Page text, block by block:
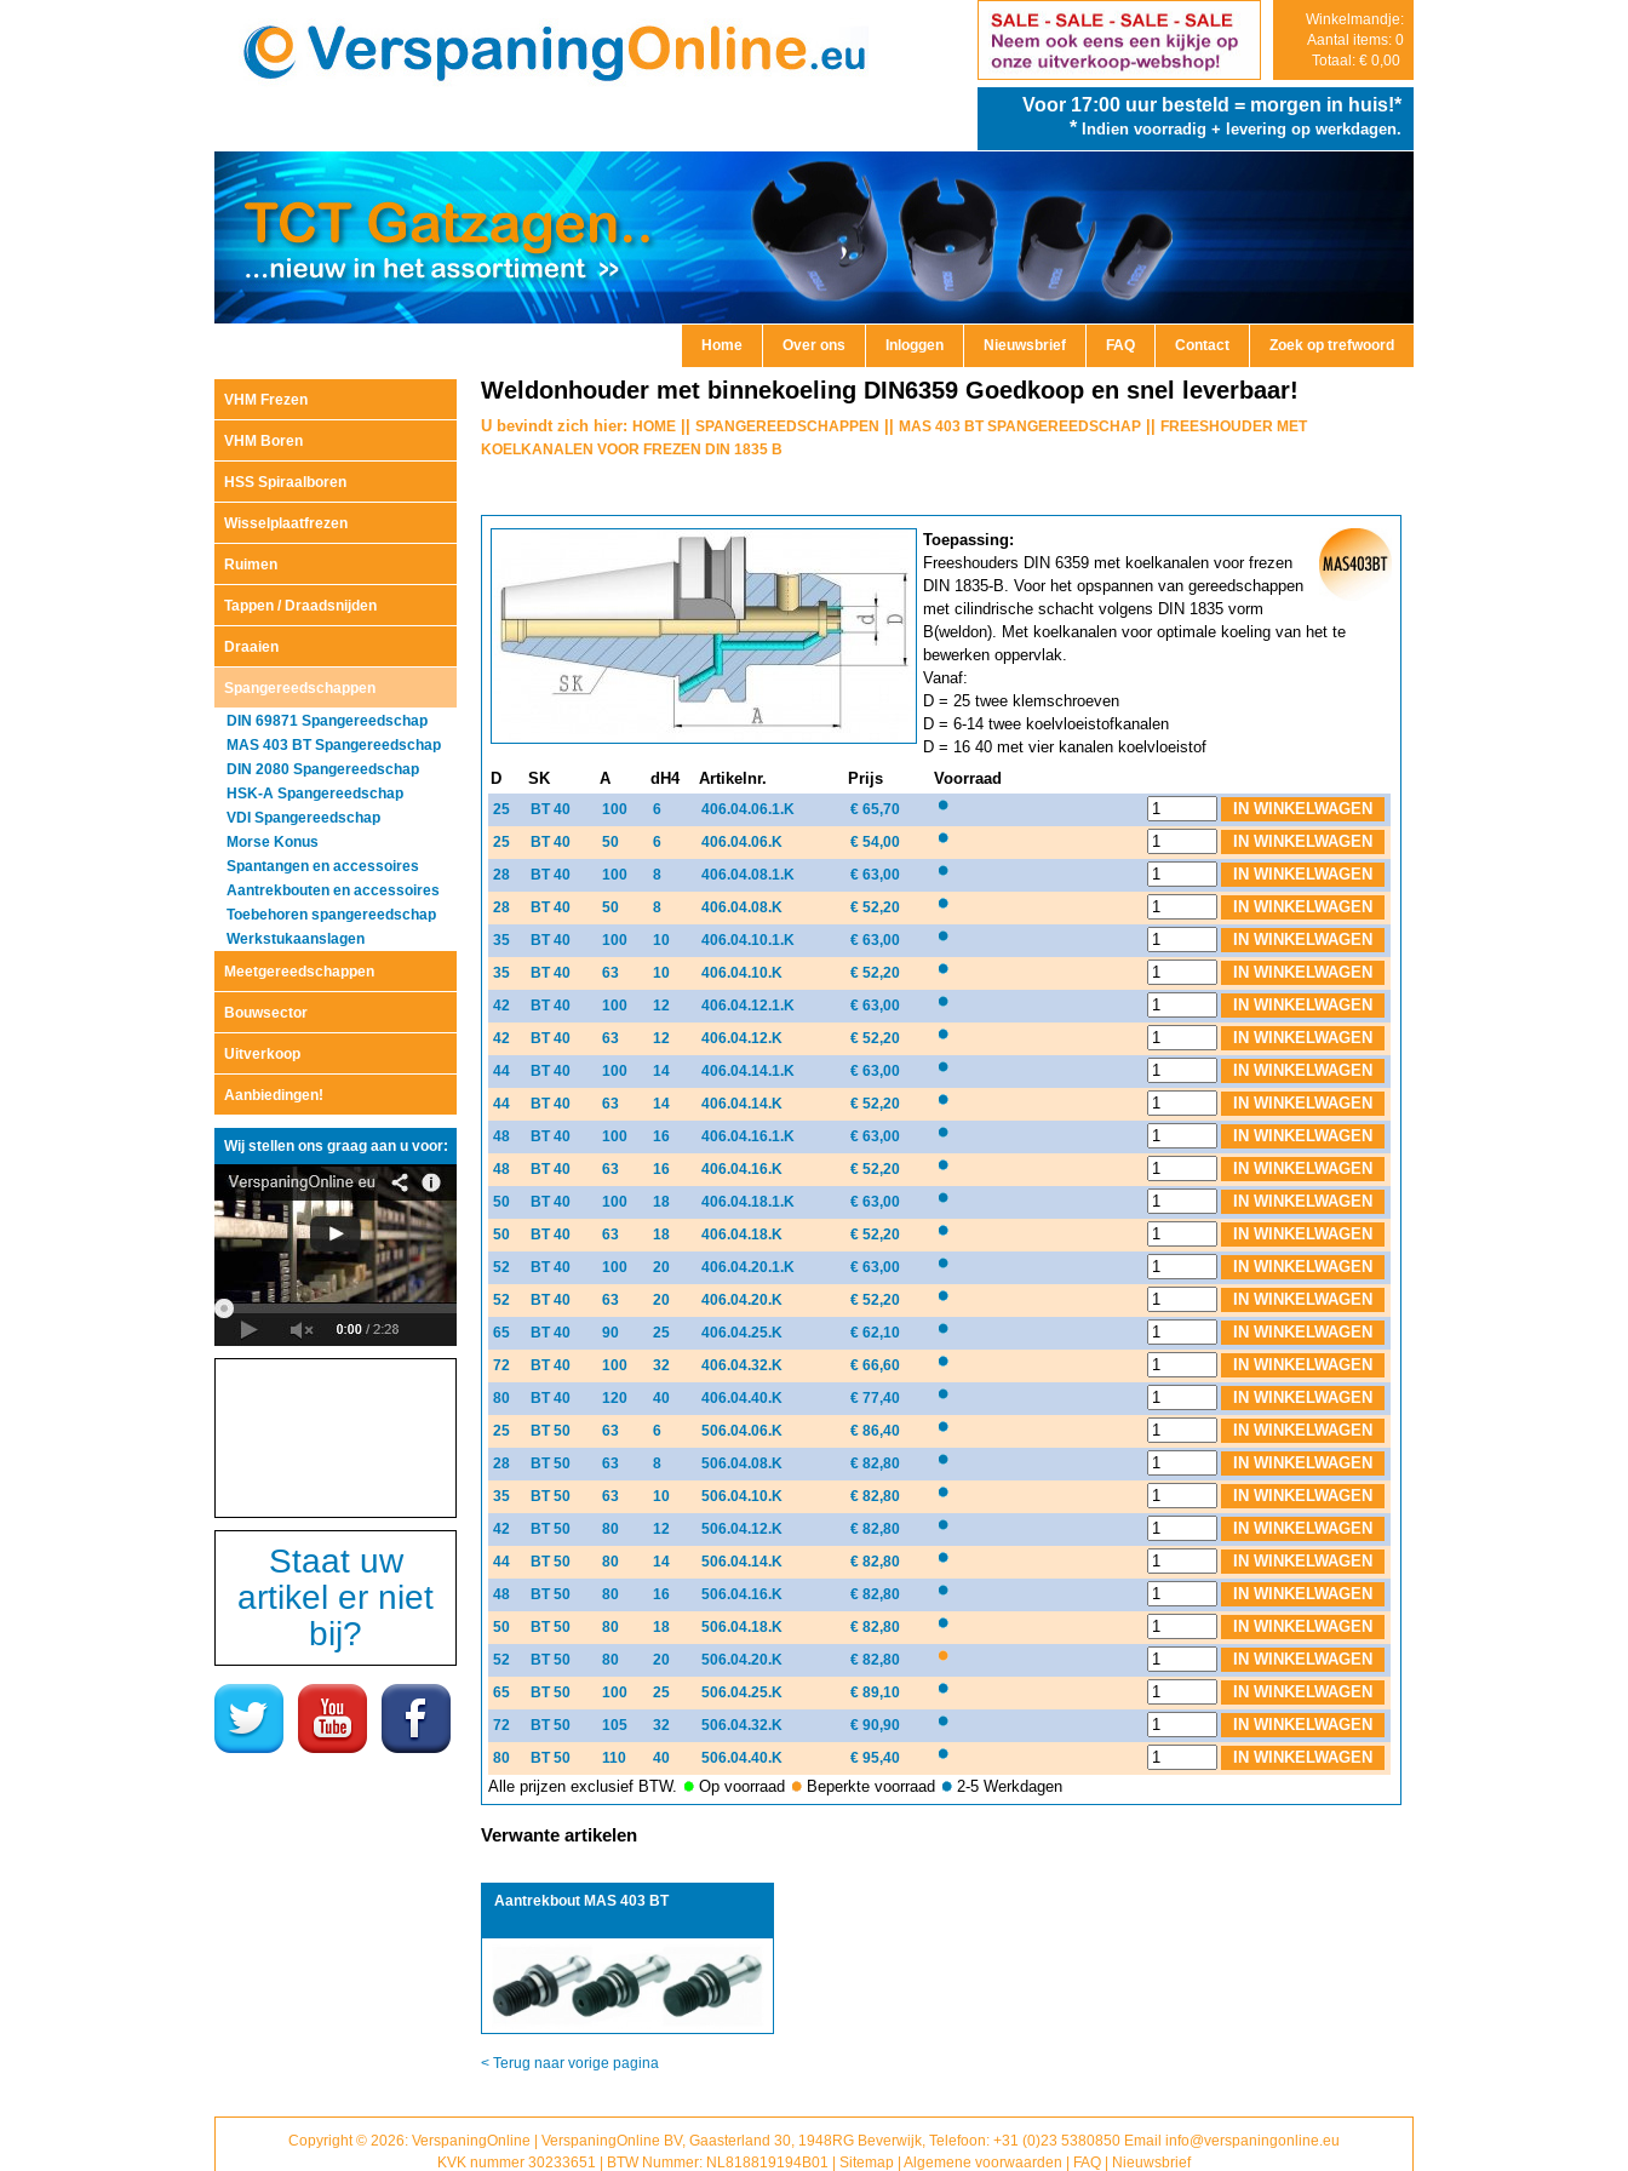
Winkelmandje:
Aantal items: 0
Totaal: € 0,00
Voor 17:00 uur besteld = morgen in huis!*
* Indien voorradig + levering op werkdagen.
Home Over ons Inloggen Nieuwsbrief FAQ Contact Zoek op trefwoord
VHM Frezen
VHM Boren
HSS Spiraalboren
Wisselplaatfrezen
Ruimen
Tappen / Draadsnijden
Draaien
Spangereedschappen
DIN 69871 Spangereedschap
MAS 403 BT Spangereedschap
DIN 2080 Spangereedschap
HSK-A Spangereedschap
VDI Spangereedschap
Morse Konus
Spantangen en accessoires
Aantrekbouten en accessoires
Toebehoren spangereedschap
Werkstukaanslagen
Meetgereedschappen
Bouwsector
Uitverkoop
Aanbiedingen!
Wij stellen ons graag aan u voor:
Staat uw
artikel er niet
bij?
Weldonhouder met binnekoeling DIN6359 Goedkoop en snel leverbaar!
U bevindt zich hier: HOME SPANGEREEDSCHAPPEN MAS 403 BT SPANGEREEDSCHAP
FREESHOUDER MET
KOELKANALEN VOOR FREZEN DIN 1835 B
Toepassing:
Freeshouders DIN 6359 met koelkanalen voor frezen
DIN 1835-B. Voor het opspannen van gereedschappen
met cilindrische schacht volgens DIN 1835 vorm
B(weldon). Met koelkanalen voor optimale koeling van het te
bewerken oppervlak.
Vanaf:
D = 25 twee klemschroeven
D = 6-14 twee koelvloeistofkanalen
D = 16 40 met vier kanalen koelvloeistof
D
SK A dH4 Artikelnr. Prijs Voorraad
25 BT 40 100 6 406.04.06.1.K
€ 65,70
25
BT 40 50 6 406.04.06.K
€ 54,00
28
BT 40 100 8 406.04.08.1.K
€ 63,00
28
BT 40 50 8 406.04.08.K
€ 52,20
35
BT 40 100 10 406.04.10.1.K
€ 63,00
35
BT 40 63 10 406.04.10.K
€ 52,20
42
BT 40 100 12 406.04.12.1.K
€ 63,00
42
BT 40 63 12 406.04.12.K
€ 52,20
44
BT 40 100 14 406.04.14.1.K
€ 63,00
44
BT 40 63 14 406.04.14.K
€ 52,20
48
BT 40 100 16 406.04.16.1.K
€ 63,00
48
BT 40 63 16 406.04.16.K
€ 52,20
50
BT 40 100 18 406.04.18.1.K
€ 63,00
50
BT 40 63 18 406.04.18.K
€ 52,20
52
BT 40 100 20 406.04.20.1.K
€ 63,00
52
BT 40 63 20 406.04.20.K
€ 52,20
65
BT 40 90 25 406.04.25.K
€ 62,10
72
BT 40 100 32 406.04.32.K
€ 66,60
80
BT 40 120 40 406.04.40.K
€ 77,40
25
BT 50 63 6 506.04.06.K
€ 86,40
28
BT 50 63 8 506.04.08.K
€ 82,80
35
BT 50 63 10 506.04.10.K
€ 82,80
42
BT 50 80 12 506.04.12.K
€ 82,80
44
BT 50 80 14 506.04.14.K
€ 82,80
48
BT 50 80 16 506.04.16.K
€ 82,80
50
BT 50 80 18 506.04.18.K
€ 82,80
52
BT 50 80 20 506.04.20.K
€ 82,80
65
BT 50 100 25 506.04.25.K
€ 89,10
72
BT 50 105 32 506.04.32.K
€ 90,90
80
BT 50 110 40 506.04.40.K € 95,40
Alle prijzen exclusief BTW. Op voorraad Beperkte voorraad 2-5 Werkdagen
Verwante artikelen
Aantrekbout MAS 403 BT
< Terug naar vorige pagina
Copyright © 2026: VerspaningOnline | VerspaningOnline BV, Gaasterland 30, 1948RG Beverwijk, Telefoon: +31 (0)23 5380850 Email info@verspaningonline.eu
KVK nummer 30233651 | BTW Nummer: NL818819194B01 | Sitemap Algemene voorwaarden FAQ Nieuwsbrief